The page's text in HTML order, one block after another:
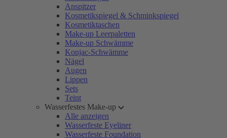
Anspitzer
Kosmetikspiegel & Schminkspiegel
Kosmetiktaschen
Make-up Leerpaletten
Make-up Schwämme
Konjac-Schwämme
Nägel
Augen
Lippen
Sets
Teint
Wasserfestes Make-up
Alle anzeigen
Wasserfeste Eyeliner
Wasserfeste Foundation